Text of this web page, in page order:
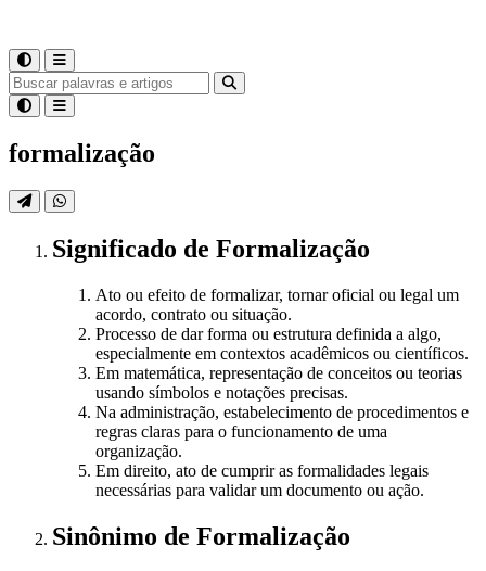
formalização
Significado de Formalização
Ato ou efeito de formalizar, tornar oficial ou legal um
acordo, contrato ou situação.
Processo de dar forma ou estrutura definida a algo,
especialmente em contextos acadêmicos ou científicos.
Em matemática, representação de conceitos ou teorias
usando símbolos e notações precisas.
Na administração, estabelecimento de procedimentos e
regras claras para o funcionamento de uma
organização.
Em direito, ato de cumprir as formalidades legais
necessárias para validar um documento ou ação.
Sinônimo de Formalização